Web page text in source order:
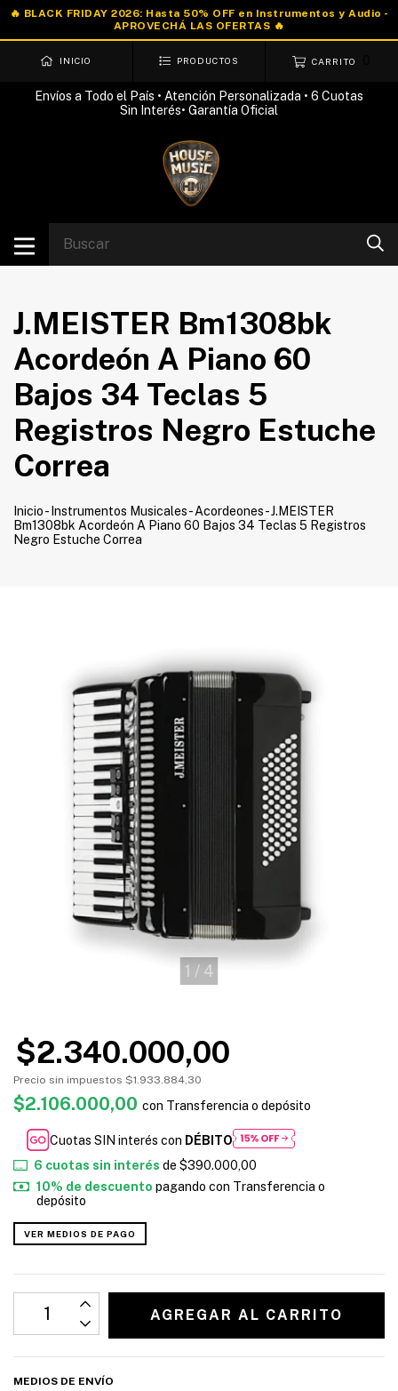
INICIO PRODUCTOS CARRITO
Envíos a Todo el País • Atención Personalizada • 6 Cuotas
Sin Interés• Garantía Oficial
J.MEISTER Bm1308bk
Acordeón A Piano 60
Bajos 34 Teclas 5
Registros Negro Estuche
Correa
Inicio- Instrumentos Musicales- Acordeones-J.MEISTER
Bm1308bk Acordeón A Piano 60 Bajos 34 Teclas 5 Registros
Negro Estuche Correa
1 / 4
$2.340.000,00
Precio sin impuestos $1.933.884,30
$2.106.000,00 con Transferencia o depósito
Cuotas SIN interés con DÉBITO
6 cuotas sin interés de $390.000,00
10% de descuento pagando con Transferencia o
depósito
VER MEDIOS DE PAGO
MEDIOS DE ENVÍO